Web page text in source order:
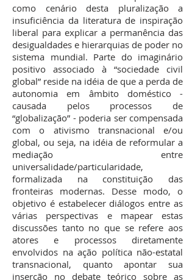
como cenário desta pluralização a
insuficiência da literatura de inspiração
liberal para explicar a permanência das
desigualdades e hierarquias de poder no
sistema mundial. Parte do imaginário
positivo associado à “sociedade civil
global” reside na idéia de que a perda de
autonomia em âmbito doméstico -
causada pelos processos de
“globalização” - poderia ser compensada
com o ativismo transnacional e/ou
global, ou seja, na idéia de reformular a
mediação entre
universalidade/particularidade,
formalizada na constituição das
fronteiras modernas. Desse modo, o
objetivo é estabelecer diálogos entre as
várias perspectivas e mapear estas
discussões tanto no que se refere aos
atores e processos diretamente
envolvidos na ação política não-estatal
transnacional, quanto apontar sua
inserção no debate teórico sobre as